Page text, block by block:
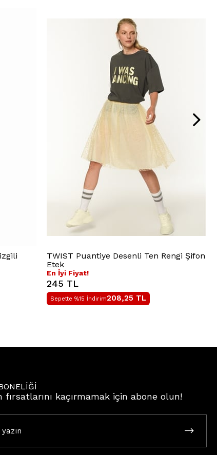
TWIST Puantiye Desenli Ten Rengi Şifon
Etek
En İyi Fiyat!
245 TL
Sepette %15 İndirim208,25 TL
fırsatlarını kaçırmamak için abone olun!